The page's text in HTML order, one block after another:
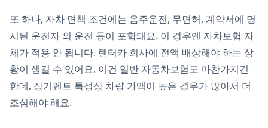
또 하나, 자차 면책 조건에는 음주운전, 무면허, 계약서에 명
시된 운전자 외 운전 등이 포함돼요. 이 경우엔 자차보험 자
체가 적용 안 됩니다. 렌터카 회사에 전액 배상해야 하는 상
황이 생길 수 있어요. 이건 일반 자동차보험도 마찬가지긴
한데, 장기렌트 특성상 차량 가액이 높은 경우가 많아서 더
조심해야 해요.